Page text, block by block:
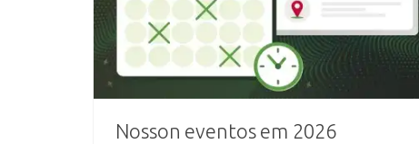
Nosson eventos em 2026